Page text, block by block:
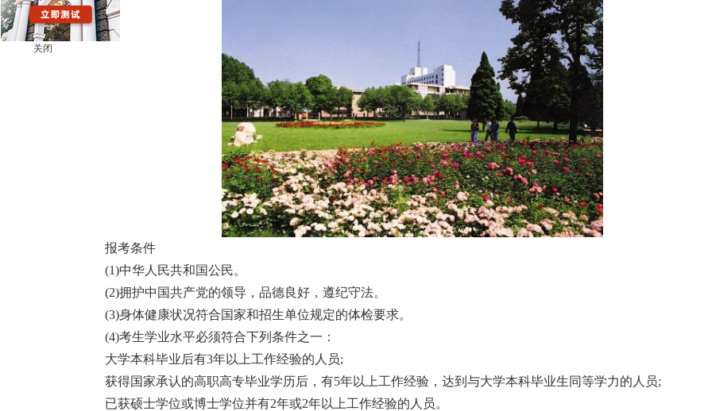
关闭
报考条件
(1)中华人民共和国公民。
(2)拥护中国共产党的领导，品德良好，遵纪守法。
(3)身体健康状况符合国家和招生单位规定的体检要求。
(4)考生学业水平必须符合下列条件之一：
大学本科毕业后有3年以上工作经验的人员;
获得国家承认的高职高专毕业学历后，有5年以上工作经验，达到与大学本科毕业生同等学力的人员;
已获硕士学位或博士学位并有2年或2年以上工作经验的人员。